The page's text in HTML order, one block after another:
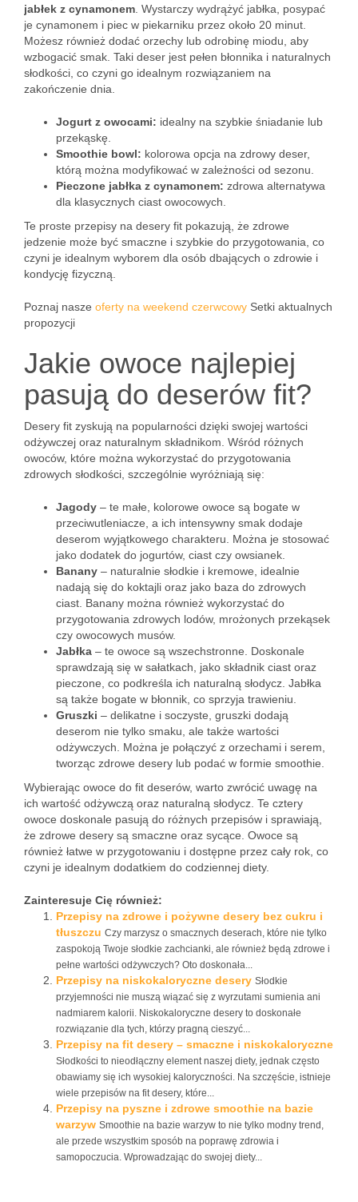
jabłek z cynamonem . Wystarczy wydrążyć jabłka, posypać
je cynamonem i piec w piekarniku przez około 20 minut.
Możesz również dodać orzechy lub odrobinę miodu, aby
wzbogacić smak. Taki deser jest pełen błonnika i naturalnych
słodkości, co czyni go idealnym rozwiązaniem na
zakończenie dnia.
Jogurt z owocami: idealny na szybkie śniadanie lub
przekąskę.
Smoothie bowl: kolorowa opcja na zdrowy deser,
którą można modyfikować w zależności od sezonu.
Pieczone jabłka z cynamonem: zdrowa alternatywa
dla klasycznych ciast owocowych.
Te proste przepisy na desery fit pokazują, że zdrowe
jedzenie może być smaczne i szybkie do przygotowania, co
czyni je idealnym wyborem dla osób dbających o zdrowie i
kondycję fizyczną.
Poznaj nasze oferty na weekend czerwcowy Setki aktualnych
propozycji
Jakie owoce najlepiej
pasują do deserów fit?
Desery fit zyskują na popularności dzięki swojej wartości
odżywczej oraz naturalnym składnikom. Wśród różnych
owoców, które można wykorzystać do przygotowania
zdrowych słodkości, szczególnie wyróżniają się:
Jagody – te małe, kolorowe owoce są bogate w
przeciwutleniacze, a ich intensywny smak dodaje
deserom wyjątkowego charakteru. Można je stosować
jako dodatek do jogurtów, ciast czy owsianek.
Banany – naturalnie słodkie i kremowe, idealnie
nadają się do koktajli oraz jako baza do zdrowych
ciast. Banany można również wykorzystać do
przygotowania zdrowych lodów, mrożonych przekąsek
czy owocowych musów.
Jabłka – te owoce są wszechstronne. Doskonale
sprawdzają się w sałatkach, jako składnik ciast oraz
pieczone, co podkreśla ich naturalną słodycz. Jabłka
są także bogate w błonnik, co sprzyja trawieniu.
Gruszki – delikatne i soczyste, gruszki dodają
deserom nie tylko smaku, ale także wartości
odżywczych. Można je połączyć z orzechami i serem,
tworząc zdrowe desery lub podać w formie smoothie.
Wybierając owoce do fit deserów, warto zwrócić uwagę na
ich wartość odżywczą oraz naturalną słodycz. Te cztery
owoce doskonale pasują do różnych przepisów i sprawiają,
że zdrowe desery są smaczne oraz sycące. Owoce są
również łatwe w przygotowaniu i dostępne przez cały rok, co
czyni je idealnym dodatkiem do codziennej diety.
Zainteresuje Cię również:
Przepisy na zdrowe i pożywne desery bez cukru i
tłuszczu Czy marzysz o smacznych deserach, które nie tylko
zaspokoją Twoje słodkie zachcianki, ale również będą zdrowe i
pełne wartości odżywczych? Oto doskonała...
Przepisy na niskokaloryczne desery Słodkie
przyjemności nie muszą wiązać się z wyrzutami sumienia ani
nadmiarem kalorii. Niskokaloryczne desery to doskonałe
rozwiązanie dla tych, którzy pragną cieszyć...
Przepisy na fit desery – smaczne i niskokaloryczne
Słodkości to nieodłączny element naszej diety, jednak często
obawiamy się ich wysokiej kaloryczności. Na szczęście, istnieje
wiele przepisów na fit desery, które...
Przepisy na pyszne i zdrowe smoothie na bazie
warzyw Smoothie na bazie warzyw to nie tylko modny trend,
ale przede wszystkim sposób na poprawę zdrowia i
samopoczucia. Wprowadzając do swojej diety...